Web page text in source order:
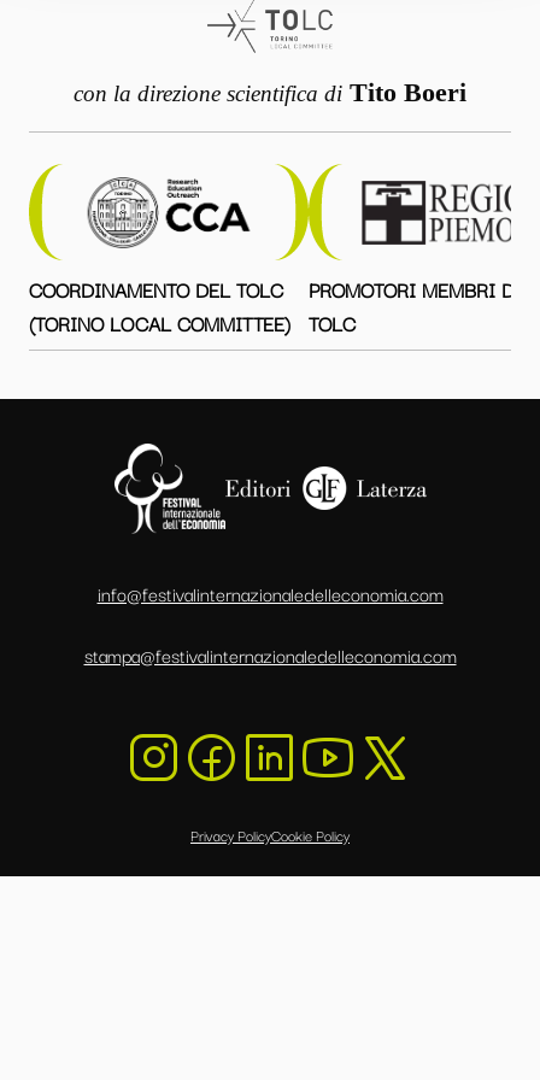
con la direzione scientifica di Tito Boeri
COORDINAMENTO DEL TOLC
(TORINO LOCAL COMMITTEE)
PROMOTORI MEMBRI DEL
TOLC
info@festivalinternazionaledelleconomia.com
stampa@festivalinternazionaledelleconomia.com
Privacy PolicyCookie Policy